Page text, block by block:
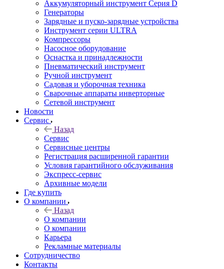
Аккумуляторный инструмент Серия D
Генераторы
Зарядные и пуско-зарядные устройства
Инструмент серии ULTRA
Компрессоры
Насосное оборудование
Оснастка и принадлежности
Пневматический инструмент
Ручной инструмент
Садовая и уборочная техника
Сварочные аппараты инверторные
Сетевой инструмент
Новости
Сервис
Назад
Сервис
Сервисные центры
Регистрация расширенной гарантии
Условия гарантийного обслуживания
Экспресс-сервис
Архивные модели
Где купить
О компании
Назад
О компании
О компании
Карьера
Рекламные материалы
Сотрудничество
Контакты